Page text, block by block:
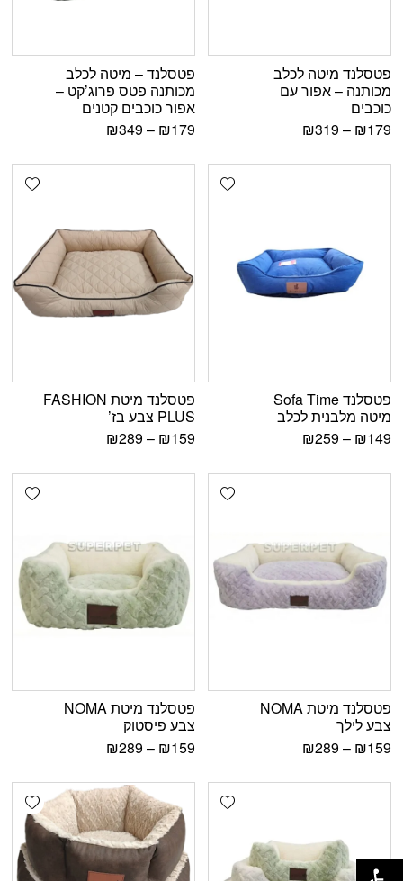
פטסלנד מיטה לכלב
מכותנה – אפור עם
כוכבים
₪179
–
₪319
פטסלנד – מיטה לכלב
מכותנה פטס פרוג’קט –
אפור כוכבים קטנים
₪179
–
₪349
Add wishlist
פטסלנד Sofa Time
מיטה מלבנית לכלב
₪149
–
₪259
פטסלנד מיטת FASHION
PLUS צבע בז’
₪159
–
₪289
Add wishlist
פטסלנד מיטת NOMA
צבע לילך
₪159
–
₪289
פטסלנד מיטת NOMA
צבע פיסטוק
₪159
–
₪289
Add wishlist
פתח סרגל נגישות